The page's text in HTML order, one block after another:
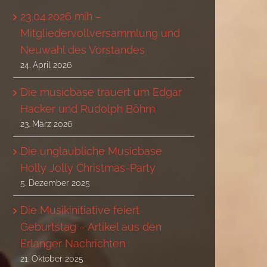
23.04.2026 mih –
Mitgliedervollversammlung und
Neuwahl des Vorstandes
24. April 2026
Die musicbase trauert um Edgar
Hacker und Rudolph Böhm
23. März 2026
Die unglaubliche Musicbase
Holly Jolly Christmas-Party
5. Dezember 2025
Die Musikinitiative feiert
Geburtstag – Artikel aus den
Erlanger Nachrichten
21. Oktober 2025